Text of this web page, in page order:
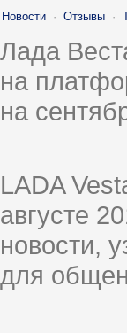
Новости · Отзывы ·
Лада
на
на
LADA
августе
новости,
для